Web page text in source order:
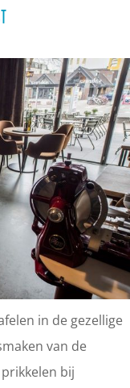
in de gezellige
van de
bij